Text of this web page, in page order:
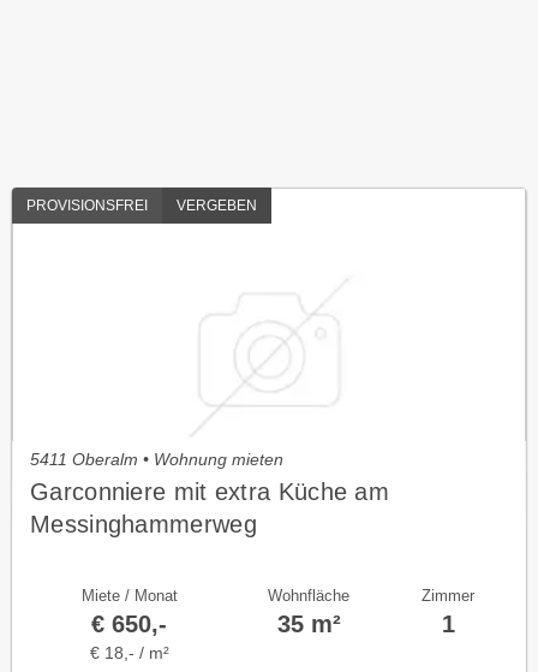
PROVISIONSFREI VERGEBEN
5411 Oberalm • Wohnung mieten
Garconniere mit extra Küche am
Messinghammerweg
Miete / Monat
€ 650,-
€ 18,- / m²
Wohnfläche
35 m²
Zimmer
1